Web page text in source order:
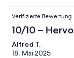
Verifizierte Bewertung
10/10 –
Alfred T.
18. Mai 2025